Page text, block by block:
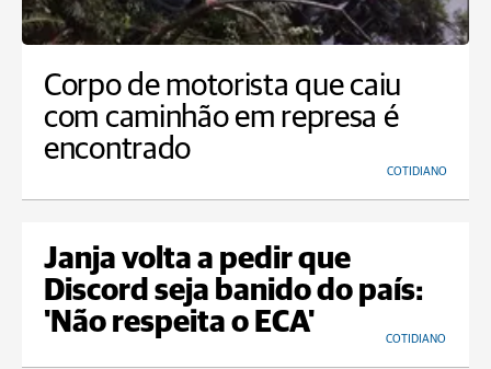
Corpo de motorista que caiu
com caminhão em represa é
encontrado
COTIDIANO
Janja volta a pedir que
Discord seja banido do país:
'Não respeita o ECA'
COTIDIANO